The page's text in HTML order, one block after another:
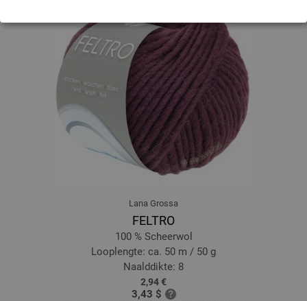
Lana Grossa
FELTRO
100 % Scheerwol
Looplengte: ca. 50 m / 50 g
Naalddikte: 8
2,94 €
3,43 $